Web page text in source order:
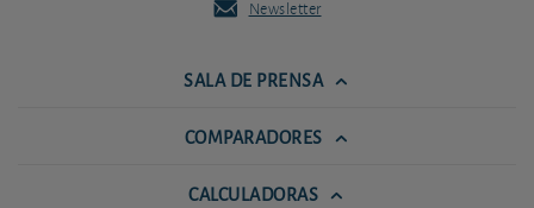
Newsletter
SALA DE PRENSA
COMPARADORES
CALCULADORAS